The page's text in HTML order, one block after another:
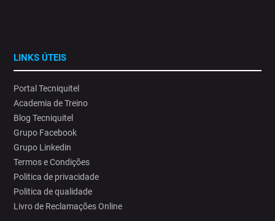
LINKS ÚTEIS
Portal Tecniquitel
Academia de Treino
Blog Tecniquitel
Grupo Facebook
Grupo Linkedin
Termos e Condições
Politica de privacidade
Politica de qualidade
Livro de Reclamações Online